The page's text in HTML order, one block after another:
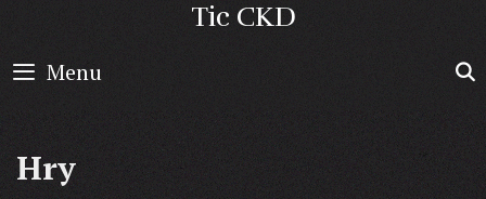
content
Tic CKD
Menu
Hry